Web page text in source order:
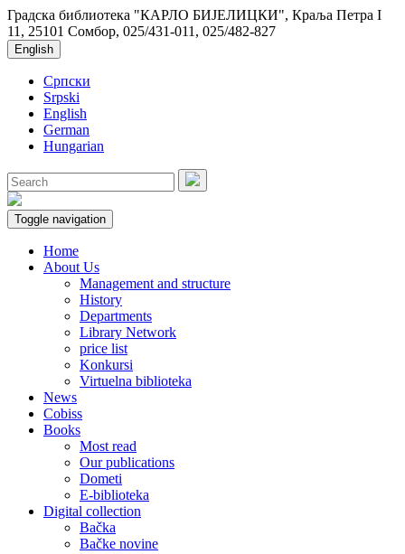
Градска библиотека "КАРЛО БИЈЕЛИЦКИ", Краља Петра I
11, 25101 Сомбор, 025/431-011, 025/482-827
English
Српски
Srpski
English
German
Hungarian
Toggle navigation
Home
About Us
Management and structure
History
Departments
Library Network
price list
Konkursi
Virtuelna biblioteka
News
Cobiss
Books
Most read
Our publications
Dometi
E-biblioteka
Digital collection
Bačka
Bačke novine